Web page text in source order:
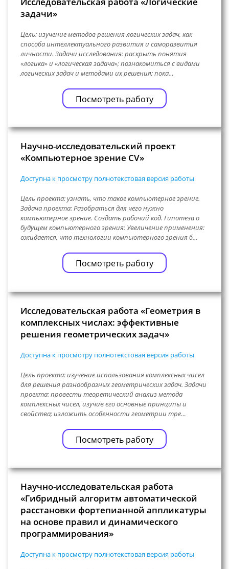
задачи»
Цель: изучение методов решения логических задач, как
способа интеллектуального развития и саморазвития
личности. Задачи исследования: раскрыть понятия
«логика» и «логическая задача»; познакомиться с видами
логических задач и методами их решения; пока…
Посмотреть работу
Научно-исследовательский проект
«Компьютерное зрение CV»
Доступна к просмотру полнотекстовая версия работы
Цель проекта: узнать, что такое компьютерное зрение.
Задача проекта: Разобраться для чего нужно
компьютерное зрение. Создать рабочий код. Гипотеза о
будущем компьютерного зрения: Увеличение применения:
ожидается, что технологии компьютерного зрения б…
Посмотреть работу
Исследовательская работа «Геометрия в
комплексных числах: эффективные
решения геометрических задач»
Доступна к просмотру полнотекстовая версия работы
Цель проекта: изучение использования комплексных чисел
для решения разнообразных геометрических задач. Задачи
проекта: провести теоретический анализ метода
комплексных чисел, изучив его основные принципы и
свойства; изложить особенности геометрии тре…
Посмотреть работу
Научно-исследовательская работа
«Гибридный алгоритм автоматической
расстановки фортепианной аппликатуры
на основе правил и динамического
программирования»
Доступна к просмотру полнотекстовая версия работы